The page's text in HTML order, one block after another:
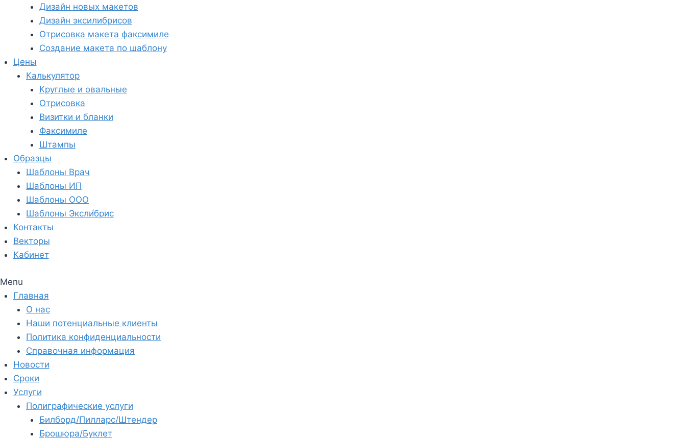
Дизайн новых макетов
Дизайн эксилибрисов
Отрисовка макета факсимиле
Создание макета по шаблону
Цены
Калькулятор
Круглые и овальные
Отрисовка
Визитки и бланки
Факсимиле
Штампы
Образцы
Шаблоны Врач
Шаблоны ИП
Шаблоны ООО
Шаблоны Эксли́брис
Контакты
Векторы
Кабинет
Menu
Главная
О нас
Наши потенциальные клиенты
Политика конфиденциальности
Справочная информация
Новости
Сроки
Услуги
Полиграфические услуги
Билборд/Пилларс/Штендер
Брошюра/Буклет